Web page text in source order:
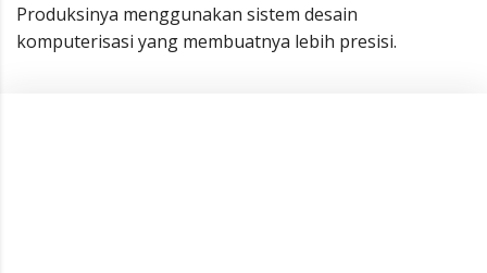
Produksinya menggunakan sistem desain
komputerisasi yang membuatnya lebih presisi.